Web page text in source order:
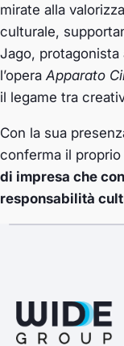
mirate alla
culturale,
Jago, protagonista
l’operaApparato
il legame tra
Con la sua
conferma il proprio
di impresa che
responsabilità